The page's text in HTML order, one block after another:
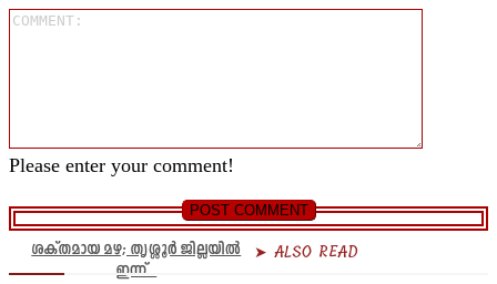
Please enter your comment!
ശക്തമായ മഴ; തൃശ്ശൂർ ജില്ലയിൽ
ഇന്ന്...
➤ ALSO READ